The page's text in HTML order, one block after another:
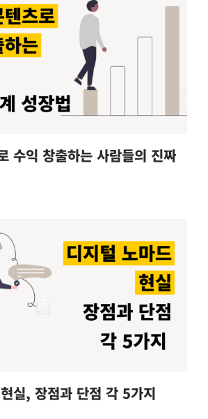
수익 창출하는 사람들의 진짜
실, 장점과 단점 각 5가지